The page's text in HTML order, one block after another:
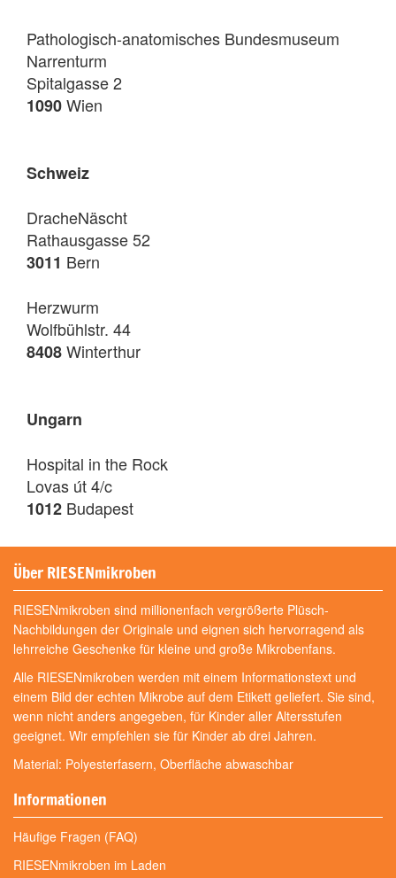
Pathologisch-anatomisches Bundesmuseum
Narrenturm
Spitalgasse 2
1090Wien
Schweiz
DracheNäscht
Rathausgasse 52
3011 Bern
Herzwurm
Wolfbühlstr. 44
8408Winterthur
Ungarn
Hospital in the Rock
Lovas út 4/c
1012 Budapest
Über RIESENmikroben
RIESENmikroben sind millionenfach vergrößerte Plüsch-
Nachbildungen der Originale und eignen sich hervorragend als
lehrreiche Geschenke für kleine und große Mikrobenfans.
Alle RIESENmikroben werden mit einem Informationstext und
einem Bild der echten Mikrobe auf dem Etikett geliefert. Sie sind,
wenn nicht anders angegeben, für Kinder aller Altersstufen
geeignet. Wir empfehlen sie für Kinder ab drei Jahren.
Material: Polyesterfasern, Oberfläche abwaschbar
Informationen
Häufige Fragen (FAQ)
RIESENmikroben im Laden